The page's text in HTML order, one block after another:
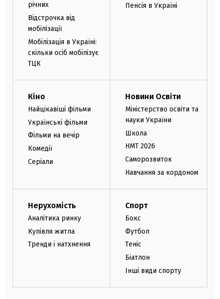
річних
Відстрочка від
мобілізації
Мобілізація в Україні:
скільки осіб мобілізує
ТЦК
Пенсія в Україні
Кіно
Найцікавіші фільми
Українські фільми
Фільми на вечір
Комедії
Серіали
Новини Освіти
Міністерство освіти та
науки України
Школа
НМТ 2026
Саморозвиток
Навчання за кордоном
Нерухомість
Аналітика ринку
Купівля житла
Тренди і натхнення
Спорт
Бокс
Футбол
Теніс
Біатлон
Інші види спорту